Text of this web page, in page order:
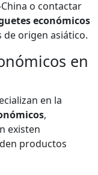
o contactar
económicos
origen asiático.
en
en la
,
existen
productos